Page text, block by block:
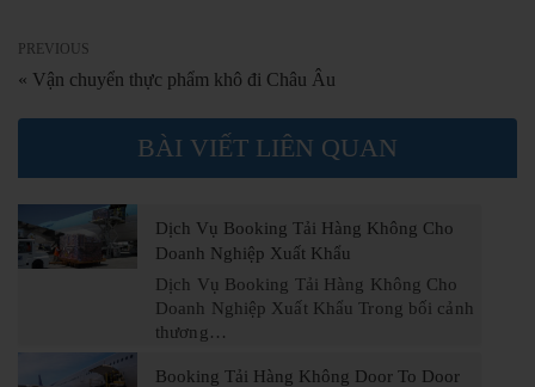
PREVIOUS
« Vận chuyển thực phẩm khô đi Châu Âu
BÀI VIẾT LIÊN QUAN
Dịch Vụ Booking Tải Hàng Không Cho
Doanh Nghiệp Xuất Khẩu
Dịch Vụ Booking Tải Hàng Không Cho
Doanh Nghiệp Xuất Khẩu Trong bối cảnh
thương…
Booking Tải Hàng Không Door To Door